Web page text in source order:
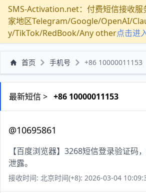
SMS-Activation.net：付费短信接收服
家地区Telegram/Google/OpenAI/
y/TikTok/RedBook/Any other点击进
首页 手机号 +86 10000011153
最新短信 > +86 10000011153
@10695861
【百度浏览器】3268短信登录验证码
泄露。
接收时间: 北京时间(+8): 2026-03-04